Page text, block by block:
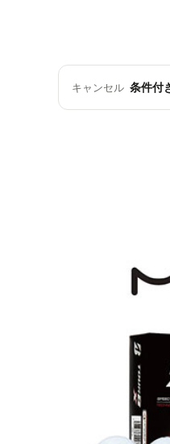
キャンセル 条件付